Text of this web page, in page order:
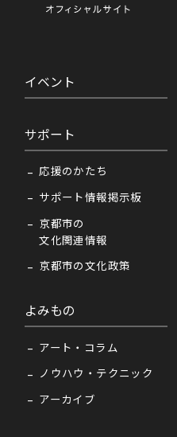
イベント
サポート
応援のかたち
サポート情報掲示板
京都市の
文化関連情報
京都市の文化政策
よみもの
アート・コラム
ノウハウ・テクニック
アーカイブ